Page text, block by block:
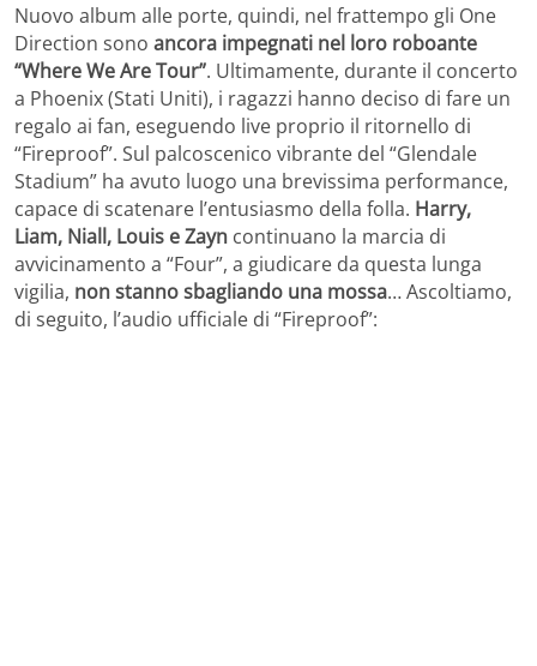
Nuovo album alle porte, quindi, nel frattempo gli One
Direction sono ancora impegnati nel loro roboante
“Where We Are Tour”. Ultimamente, durante il concerto
a Phoenix (Stati Uniti), i ragazzi hanno deciso di fare un
regalo ai fan, eseguendo live proprio il ritornello di
“Fireproof”. Sul palcoscenico vibrante del “Glendale
Stadium” ha avuto luogo una brevissima performance,
capace di scatenare l’entusiasmo della folla. Harry,
Liam, Niall, Louis e Zayn continuano la marcia di
avvicinamento a “Four”, a giudicare da questa lunga
vigilia, non stanno sbagliando una mossa… Ascoltiamo,
di seguito, l’audio ufficiale di “Fireproof”: